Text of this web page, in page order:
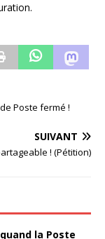
Poste fermé !
SUIVANT
! (Pétition)
la Poste